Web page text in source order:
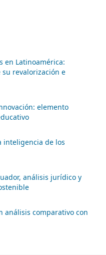
en Latinoamérica:
revalorización e
elemento
de los
análisis jurídico y
análisis comparativo con